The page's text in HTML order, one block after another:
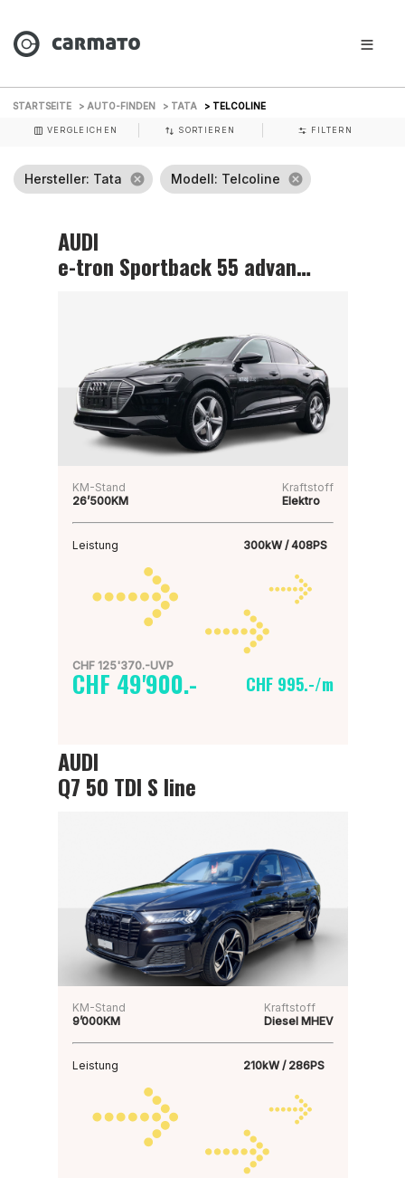
STARTSEITE > AUTO-FINDEN > TATA > TELCOLINE
VERGLEICHEN SORTIEREN FILTERN
Hersteller: Tata cancel Modell: Telcoline cancel
AUDI
e-tron Sportback 55 advanced
KM-Stand
26’500KM
Kraftstoff
Elektro
Leistung 300kW / 408PS
CHF 125'370.-UVP
CHF 49'900.- CHF 995.-/m
AUDI
Q7 50 TDI S line
KM-Stand
9’000KM
Kraftstoff
Diesel MHEV
Leistung 210kW / 286PS